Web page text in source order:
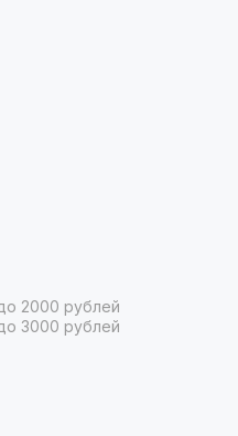
2000 рублей
3000 рублей